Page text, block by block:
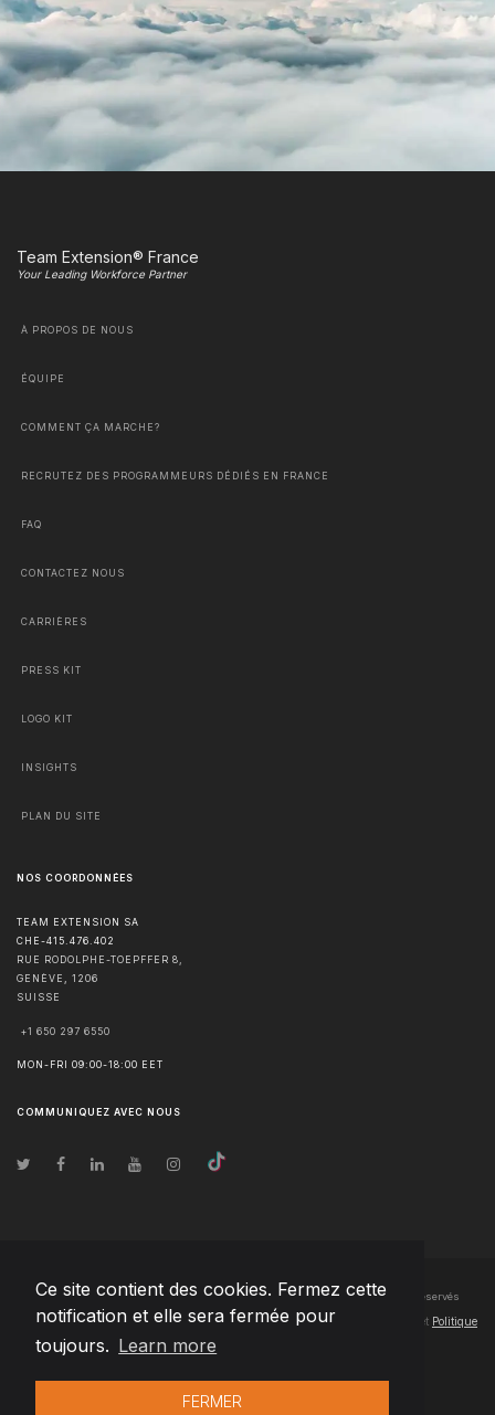
Ce site contient des cookies. Fermez cette
notification et elle sera fermée pour
toujours. Learn more
FERMER
Team Extension® France
Your Leading Workforce Partner
À PROPOS DE NOUS
ÉQUIPE
COMMENT ÇA MARCHE?
RECRUTEZ DES PROGRAMMEURS DÉDIÉS EN FRANCE
FAQ
CONTACTEZ NOUS
CARRIÈRES
PRESS KIT
LOGO KIT
INSIGHTS
PLAN DU SITE
NOS COORDONNÉES
TEAM EXTENSION SA
CHE-415.476.402
RUE RODOLPHE-TOEPFFER 8,
GENÈVE
1206
SUISSE
+1 650 297 6550
MON-FRI 09:00-18:00 EET
COMMUNIQUEZ AVEC NOUS
© Droits d'auteur2026 Team Extension SA France- Tous les droits sont réservés
Changelog● En utilisant ce site, vous acceptez nos Conditions d'utilisation et Politique
de confidentialité